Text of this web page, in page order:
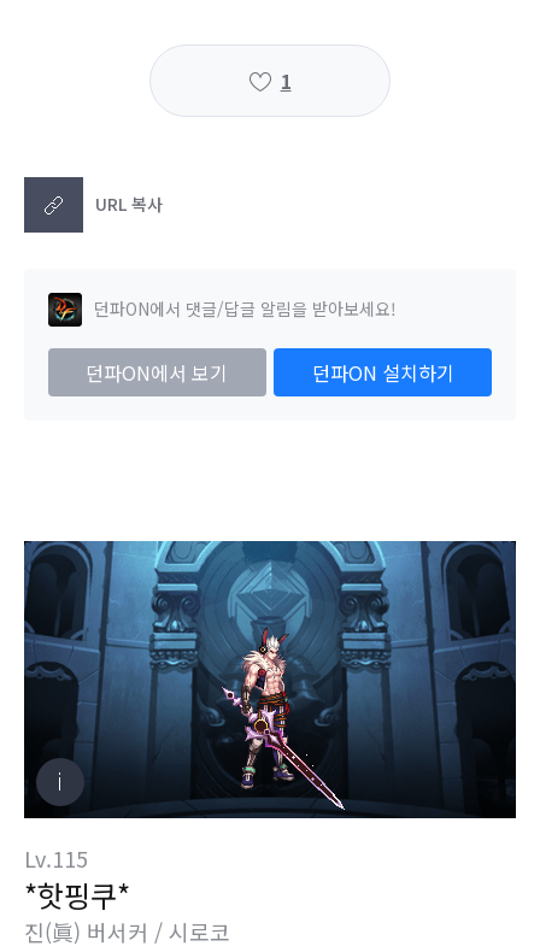
1
URL 복사
던파ON에서 댓글/답글 알림을 받아보세요!
던파ON에서 보기 던파ON 설치하기
Lv.115
*핫핑쿠*
진(眞) 버서커 / 시로코